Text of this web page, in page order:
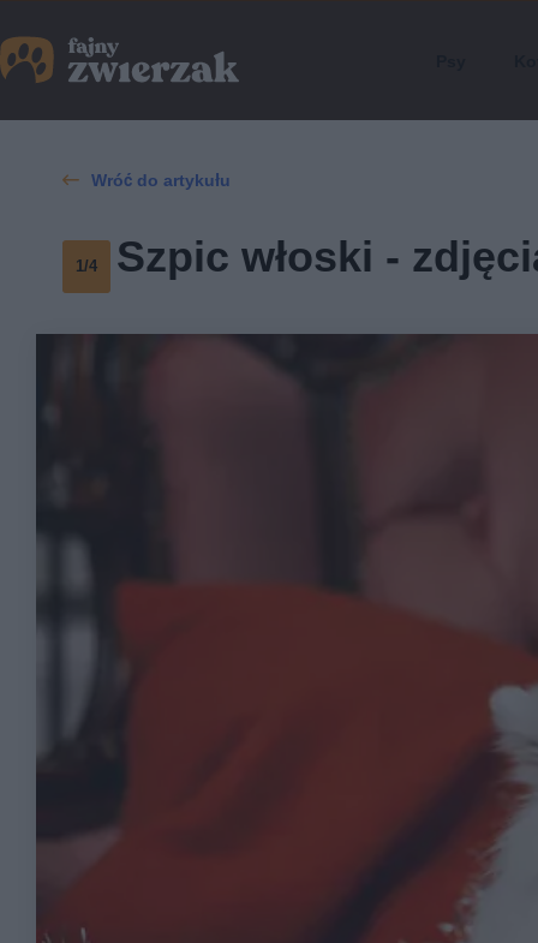
Wróć do artykułu
1/4 Szpic włoski -